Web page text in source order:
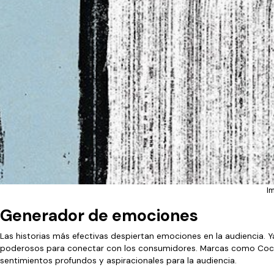
Generador de emociones
Las historias más efectivas despiertan emociones en la audiencia.
poderosos para conectar con los consumidores. Marcas como
sentimientos profundos y aspiracionales para la audiencia.